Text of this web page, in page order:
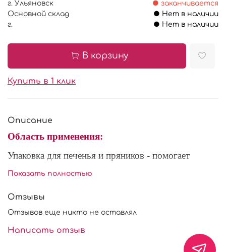
г. Ульяновск
● заканчивается
Основной склад
● Нет в наличии
г.
● Нет в наличии
В корзину
Купить в 1 клик
Описание
Область применения:
Упаковка для печенья и пряников - помогает
презентации, и приносит больше красоты
Показать полностью
Отзывы
Отзывов еще никто не оставлял
Написать отзыв